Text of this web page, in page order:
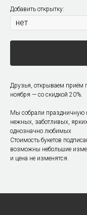
Добавить открытку:
Друзья, открываем приём
ноября — со скидкой 20%.
Мы собрали праздничную
нежных, заботливых,
однозначно любимых
Стоимость букетов
возможны небольшие
и цена не изменятся.